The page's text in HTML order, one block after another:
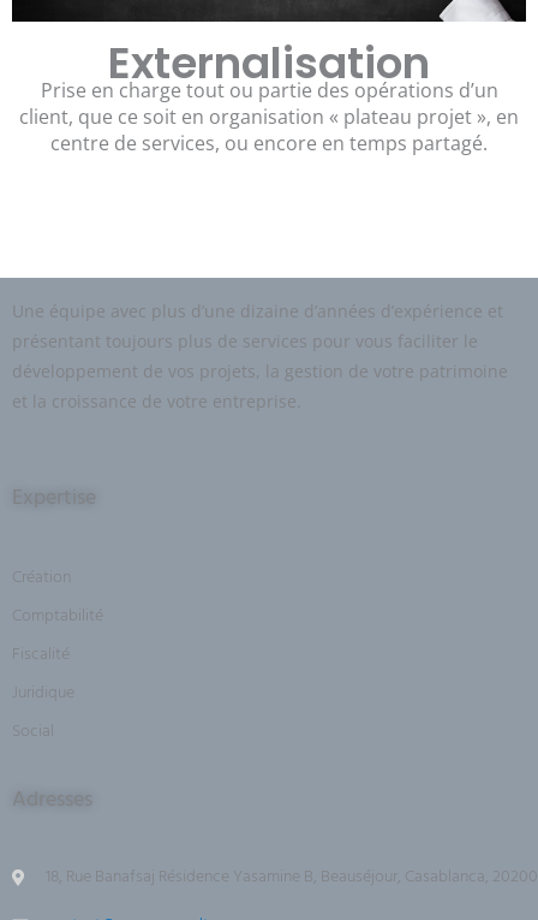
Externalisation
Prise en charge tout ou partie des opérations d’un
client, que ce soit en organisation « plateau projet », en
centre de services, ou encore en temps partagé.
Une équipe avec plus d’une dizaine d’années d’expérience et
présentant toujours plus de services pour vous faciliter le
développement de vos projets, la gestion de votre patrimoine
et la croissance de votre entreprise.
Expertise
Création
Comptabilité
Fiscalité
Juridique
Social
Adresses
18, Rue Banafsaj Résidence Yasamine B, Beauséjour, Casablanca, 20200